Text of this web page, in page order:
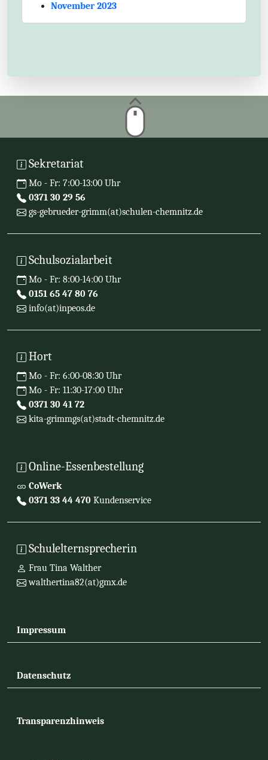
November 2023
Sekretariat
Mo - Fr: 7:00-13:00 Uhr
0371 30 29 56
gs-gebrueder-grimm(at)schulen-chemnitz.de
Schulsozialarbeit
Mo - Fr: 8:00-14:00 Uhr
0151 65 47 80 76
info(at)inpeos.de
Hort
Mo - Fr: 6:00-08:30 Uhr
Mo - Fr: 11:30-17:00 Uhr
0371 30 41 72
kita-grimmgs(at)stadt-chemnitz.de
Online-Essenbestellung
CoWerk
0371 33 44 470 Kundenservice
Schulelternsprecherin
Frau Tina Walther
walthertina82(at)gmx.de
Impressum
Datenschutz
Transparenzhinweis